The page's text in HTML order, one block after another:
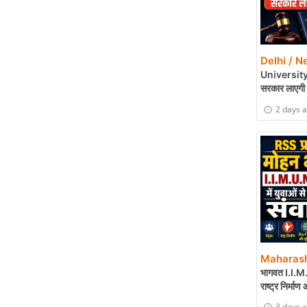
Delhi /
University
सरकार
2 days
भागवत
राष्ट्र